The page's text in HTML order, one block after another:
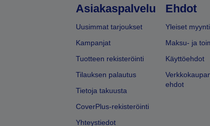
Asiakaspalvelu
Uusimmat tarjoukset
Kampanjat
Tuotteen rekisteröinti
Tilauksen palautus
Tietoja takuusta
CoverPlus-rekisteröinti
Yhteystiedot
Ehdot
Yleiset
Maksu- ja
Käyttöehdot
ehdot